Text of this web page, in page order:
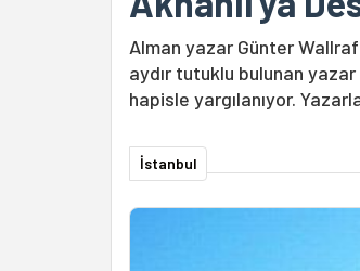
Alman yazar Günter
aydır tutuklu bulunan yazar
hapisle yargılanıyor.
İstanbul